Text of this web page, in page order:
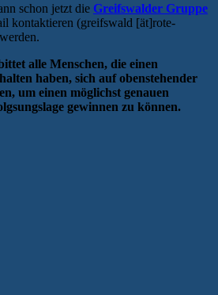
schon jetzt die Greifswalder Gruppe
kontaktieren (greifswald [ät]rote-
alle Menschen, die einen
haben, sich auf obenstehender
um einen möglichst genauen
gewinnen zu können.